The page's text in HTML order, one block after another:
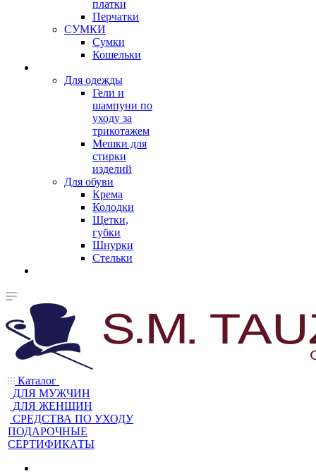
платки
Перчатки
СУМКИ
Сумки
Кошельки
Для одежды
Гели и
шампуни по
уходу за
трикотажем
Мешки для
стирки
изделий
Для обуви
Крема
Колодки
Щетки,
губки
Шнурки
Стельки
Каталог
ДЛЯ МУЖЧИН
ДЛЯ ЖЕНЩИН
CРЕДСТВА ПО УХОДУ
ПОДАРОЧНЫЕ
СЕРТИФИКАТЫ